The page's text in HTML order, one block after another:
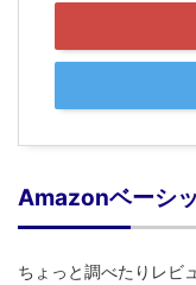
Amazonベーシ
ちょっと調べたりレビ